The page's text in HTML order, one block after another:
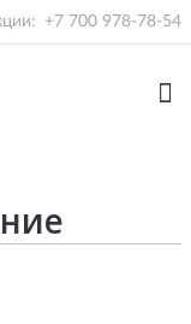
+7 700 978-78-54